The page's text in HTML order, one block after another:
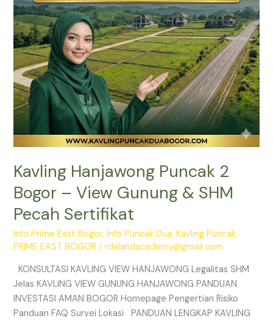
Kavling Hanjawong Puncak 2
Bogor – View Gunung & SHM
Pecah Sertifikat
Info Prime East Bogor,Info Puncak Dua,Kavling Puncak,
PRIME EAST BOGOR /rdalandacademy@gmail.com
KONSULTASI KAVLING VIEW HANJAWONG Legalitas SHM
Jelas KAVLING VIEW GUNUNG HANJAWONG PANDUAN
INVESTASI AMAN BOGOR Homepage Pengertian Risiko
Panduan FAQ Survei Lokasi PANDUAN LENGKAP KAVLING
Gunung
&
SHM
Pecah
Sertifikat